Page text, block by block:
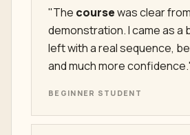
CLIENT REVIEWS
Happy Students
because the training feels